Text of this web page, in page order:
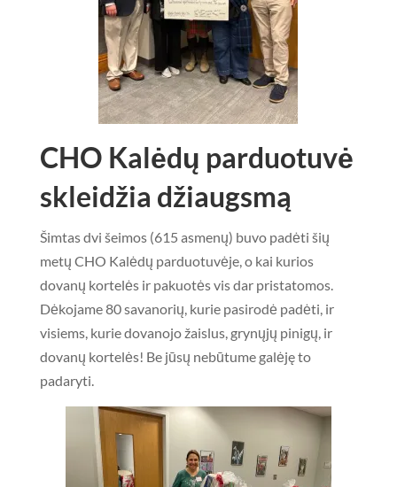
CHO Kalėdų parduotuvė
skleidžia džiaugsmą
Šimtas dvi šeimos (615 asmenų) buvo padėti šių
metų CHO Kalėdų parduotuvėje, o kai kurios
dovanų kortelės ir pakuotės vis dar pristatomos.
Dėkojame 80 savanorių, kurie pasirodė padėti, ir
visiems, kurie dovanojo žaislus, grynųjų pinigų, ir
dovanų kortelės! Be jūsų nebūtume galėję to
padaryti.